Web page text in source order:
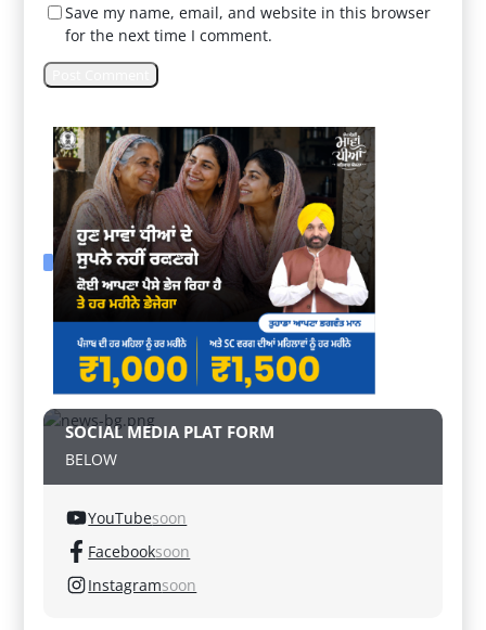
Save my name, email, and website in this browser
for the next time I comment.
SOCIAL MEDIA PLAT FORM
BELOW
YouTubesoon
Facebooksoon
Instagramsoon